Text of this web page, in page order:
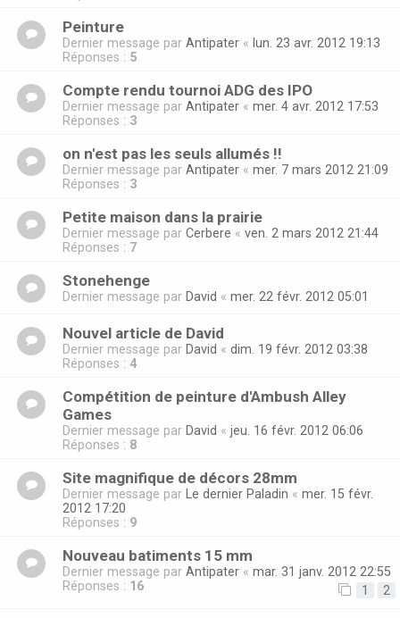
Peinture
Dernier message par Antipater « lun. 23 avr. 2012 19:13
Réponses : 5
Compte rendu tournoi ADG des IPO
Dernier message par Antipater « mer. 4 avr. 2012 17:53
Réponses : 3
on n'est pas les seuls allumés !!
Dernier message par Antipater « mer. 7 mars 2012 21:09
Réponses : 3
Petite maison dans la prairie
Dernier message par Cerbere « ven. 2 mars 2012 21:44
Réponses : 7
Stonehenge
Dernier message par David « mer. 22 févr. 2012 05:01
Nouvel article de David
Dernier message par David « dim. 19 févr. 2012 03:38
Réponses : 4
Compétition de peinture d'Ambush Alley
Games
Dernier message par David « jeu. 16 févr. 2012 06:06
Réponses : 8
Site magnifique de décors 28mm
Dernier message par Le dernier Paladin « mer. 15 févr.
2012 17:20
Réponses : 9
Nouveau batiments 15 mm
Dernier message par Antipater « mar. 31 janv. 2012 22:55
Réponses : 16 1 2